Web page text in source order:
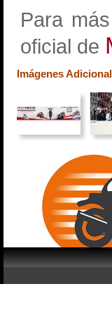
Para
oficial de
Imágenes